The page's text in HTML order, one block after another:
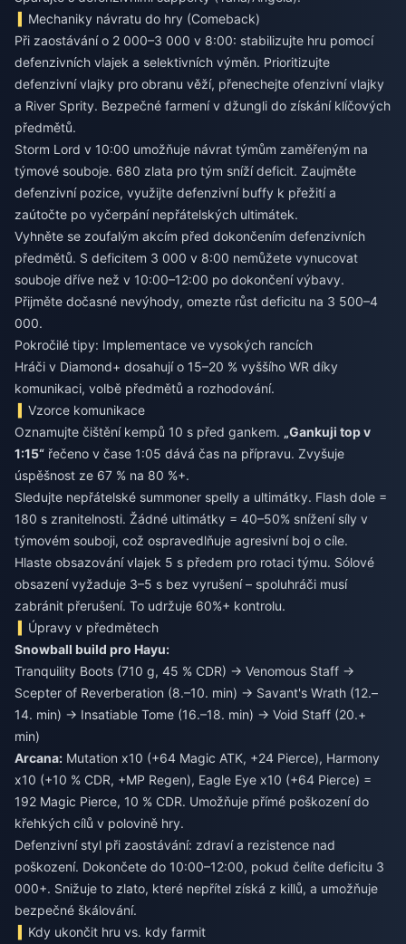
Mechaniky návratu do hry (Comeback)
Při zaostávání o 2 000–3 000 v 8:00: stabilizujte hru pomocí
defenzivních vlajek a selektivních výměn. Prioritizujte
defenzivní vlajky pro obranu věží, přenechejte ofenzivní vlajky
a River Sprity. Bezpečné farmení v džungli do získání klíčových
předmětů.
Storm Lord v 10:00 umožňuje návrat týmům zaměřeným na
týmové souboje. 680 zlata pro tým sníží deficit. Zaujměte
defenzivní pozice, využijte defenzivní buffy k přežití a
zaútočte po vyčerpání nepřátelských ultimátek.
Vyhněte se zoufalým akcím před dokončením defenzivních
předmětů. S deficitem 3 000 v 8:00 nemůžete vynucovat
souboje dříve než v 10:00–12:00 po dokončení výbavy.
Přijměte dočasné nevýhody, omezte růst deficitu na 3 500–4
000.
Pokročilé tipy: Implementace ve vysokých rancích
Hráči v Diamond+ dosahují o 15–20 % vyššího WR díky
komunikaci, volbě předmětů a rozhodování.
Vzorce komunikace
Oznamujte čištění kempů 10 s před gankem. „Gankuji top v
1:15“ řečeno v čase 1:05 dává čas na přípravu. Zvyšuje
úspěšnost ze 67 % na 80 %+.
Sledujte nepřátelské summoner spelly a ultimátky. Flash dole =
180 s zranitelnosti. Žádné ultimátky = 40–50% snížení síly v
týmovém souboji, což ospravedlňuje agresivní boj o cíle.
Hlaste obsazování vlajek 5 s předem pro rotaci týmu. Sólové
obsazení vyžaduje 3–5 s bez vyrušení – spoluhráči musí
zabránit přerušení. To udržuje 60%+ kontrolu.
Úpravy v předmětech
Snowball build pro Hayu:
Tranquility Boots (710 g, 45 % CDR) → Venomous Staff →
Scepter of Reverberation (8.–10. min) → Savant's Wrath (12.–
14. min) → Insatiable Tome (16.–18. min) → Void Staff (20.+
min)
Arcana: Mutation x10 (+64 Magic ATK, +24 Pierce), Harmony
x10 (+10 % CDR, +MP Regen), Eagle Eye x10 (+64 Pierce) =
192 Magic Pierce, 10 % CDR. Umožňuje přímé poškození do
křehkých cílů v polovině hry.
Defenzivní styl při zaostávání: zdraví a rezistence nad
poškození. Dokončete do 10:00–12:00, pokud čelíte deficitu 3
000+. Snižuje to zlato, které nepřítel získá z killů, a umožňuje
bezpečné škálování.
Kdy ukončit hru vs. kdy farmit